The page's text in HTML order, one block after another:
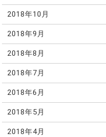
2018年10月
2018年9月
2018年8月
2018年7月
2018年6月
2018年5月
2018年4月